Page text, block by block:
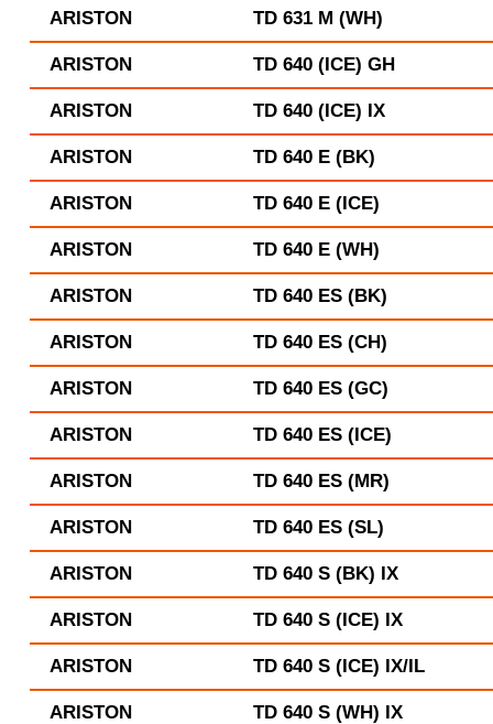
ARISTON TD 631 M (WH)
ARISTON TD 640 (ICE) GH
ARISTON TD 640 (ICE) IX
ARISTON TD 640 E (BK)
ARISTON TD 640 E (ICE)
ARISTON TD 640 E (WH)
ARISTON TD 640 ES (BK)
ARISTON TD 640 ES (CH)
ARISTON TD 640 ES (GC)
ARISTON TD 640 ES (ICE)
ARISTON TD 640 ES (MR)
ARISTON TD 640 ES (SL)
ARISTON TD 640 S (BK) IX
ARISTON TD 640 S (ICE) IX
ARISTON TD 640 S (ICE) IX/IL
ARISTON TD 640 S (WH) IX